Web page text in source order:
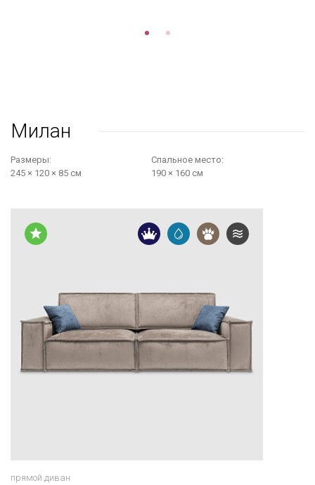
Милан
Размеры:
245 × 120 × 85 см
Cпальное место:
190 × 160 см
прямой диван